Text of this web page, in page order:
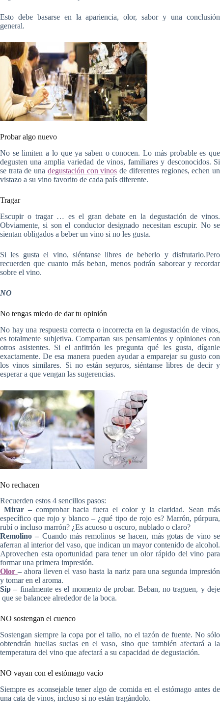
Esto debe basarse en la apariencia, olor, sabor y una conclusión
general.
Probar algo nuevo
No se limiten a lo que ya saben o conocen. Lo más probable es que
degusten una amplia variedad de vinos, familiares y desconocidos. Si
se trata de una degustación con vinos de diferentes regiones, echen un
vistazo a su vino favorito de cada país diferente.
Tragar
Escupir o tragar … es el gran debate en la degustación de vinos.
Obviamente, si son el conductor designado necesitan escupir. No se
sientan obligados a beber un vino si no les gusta.
Si les gusta el vino, siéntanse libres de beberlo y disfrutarlo.Pero
recuerden que cuanto más beban, menos podrán saborear y recordar
sobre el vino.
NO
No tengas miedo de dar tu opinión
No hay una respuesta correcta o incorrecta en la degustación de vinos,
es totalmente subjetiva. Compartan sus pensamientos y opiniones con
otros asistentes. Si el anfitrión les pregunta qué les gusta, díganle
exactamente. De esa manera pueden ayudar a emparejar su gusto con
los vinos similares. Si no están seguros, siéntanse libres de decir y
esperar a que vengan las sugerencias.
No rechacen
Recuerden estos 4 sencillos pasos:
Mirar –comprobar hacia fuera el color y la claridad. Sean más
específico que rojo y blanco – ¿qué tipo de rojo es? Marrón, púrpura,
rubí o incluso marrón? ¿Es acuoso u oscuro, nublado o claro?
Remolino – Cuando más remolinos se hacen, más gotas de vino se
aferran al interior del vaso, que indican un mayor contenido de alcohol.
Aprovechen esta oportunidad para tener un olor rápido del vino para
formar una primera impresión.
Olor –ahora lleven el vaso hasta la nariz para una segunda impresión
y tomar en el aroma.
Sip – finalmente es el momento de probar. Beban, no traguen, y deje
que se balancee alrededor de la boca.
NO sostengan el cuenco
Sostengan siempre la copa por el tallo, no el tazón de fuente. No sólo
obtendrán huellas sucias en el vaso, sino que también afectará a la
temperatura del vino que afectará a su capacidad de degustación.
NO vayan con el estómago vacío
Siempre es aconsejable tener algo de comida en el estómago antes de
una cata de vinos, incluso si no están tragándolo.